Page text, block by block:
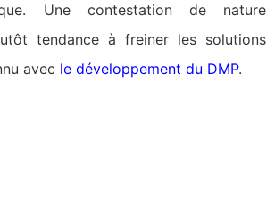
Une contestation de nature
tendance à freiner les solutions
avec le développement du DMP.